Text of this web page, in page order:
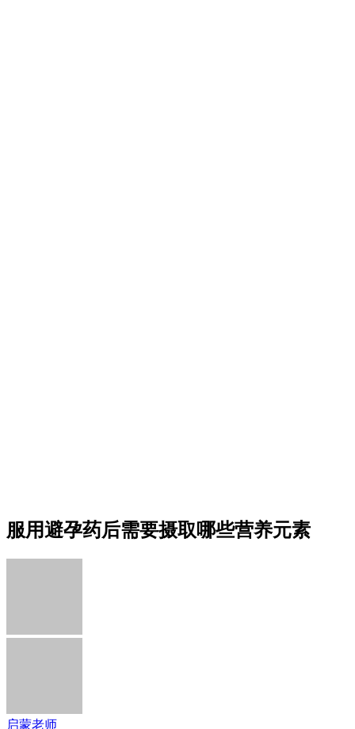
服用避孕药后需要摄取哪些营养元素
启蒙老师